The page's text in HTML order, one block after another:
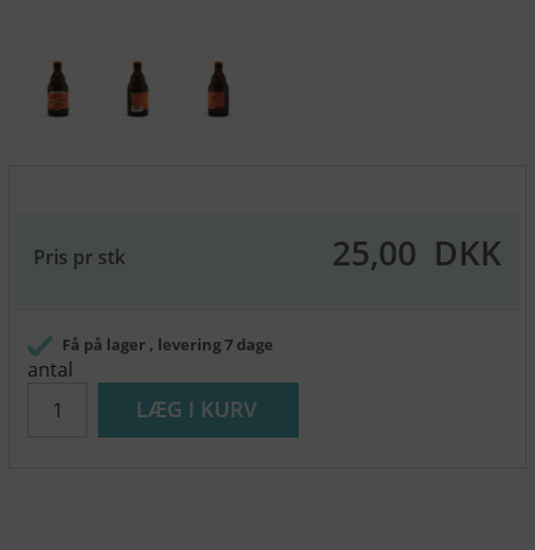
Pris pr stk 25,00 DKK
Få på lager , levering 7 dage
antal